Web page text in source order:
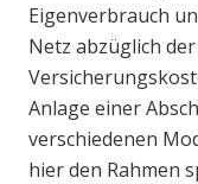
Eigenverbrauch
Netz abzüglich
Anlage einer
verschiedenen
hier den Rahmen